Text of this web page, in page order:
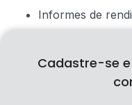
Informes de
Informes de
como doações,
Cadastre-se